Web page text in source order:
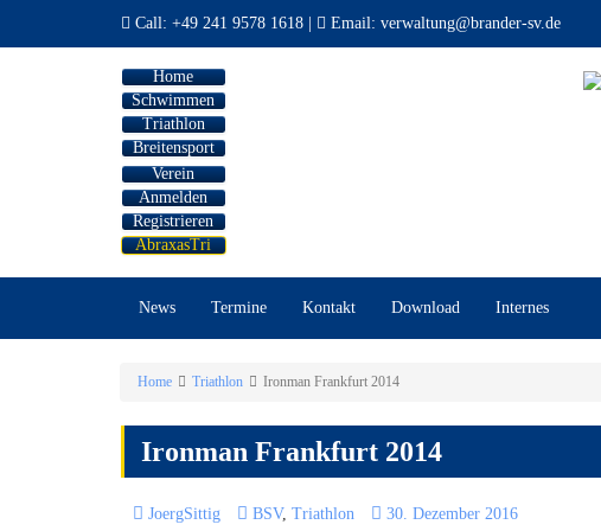
Call: +49 241 9578 1618 Email: verwaltung@brander-sv.de
Home
Schwimmen
Triathlon
Breitensport
Verein
Anmelden
Registrieren
AbraxasTri
News Termine Kontakt Download Internes
Home Triathlon Ironman Frankfurt 2014
Ironman Frankfurt 2014
JoergSittig BSV, Triathlon 30. Dezember 2016